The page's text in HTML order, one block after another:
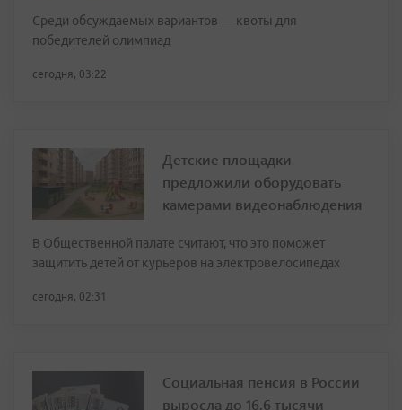
Среди обсуждаемых вариантов — квоты для
победителей олимпиад
сегодня, 03:22
Детские площадки
предложили оборудовать
камерами видеонаблюдения
В Общественной палате считают, что это поможет
защитить детей от курьеров на электровелосипедах
сегодня, 02:31
Социальная пенсия в России
выросла до 16,6 тысячи